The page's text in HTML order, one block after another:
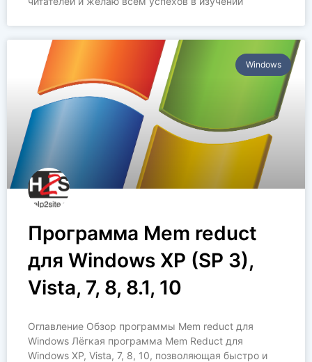
Windows
Программа Mem reduct
для Windows XP (SP 3),
Vista, 7, 8, 8.1, 10
Оглавление Обзор программы Mem reduct для
Windows Лёгкая программа Mem Reduct для
Windows XP, Vista, 7, 8, 10, позволяющая быстро и